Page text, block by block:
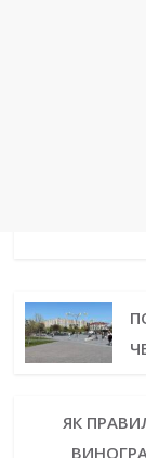
ЯК